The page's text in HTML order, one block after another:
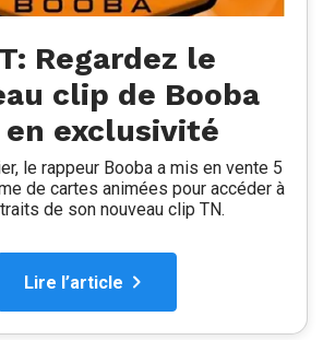
Regardez le
clip de Booba
en exclusivité
le rappeur Booba a mis en vente 5
de cartes animées pour accéder à
de son nouveau clip TN.
Lire l’article